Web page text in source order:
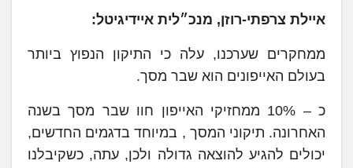
איילת צרפתי-רוזן, מנכ״לית איידיגיטל:
ממחקרים שערכנו, עלה כי התיקון הנפוץ ביותר
בעולם האייפונים הוא שבר מסך.
כ – 10% ממחזיקי האייפון חוו שבר מסך בשנה
האחרונה. תיקוני המסך , במיוחד בדגמים החדשים,
יכולים להגיע להוצאה גדולה ולכן, עתה, כשקיבלנו